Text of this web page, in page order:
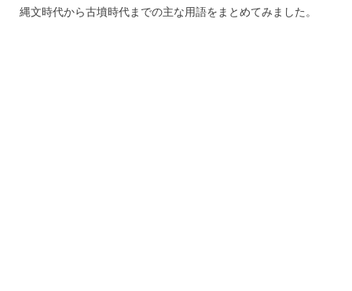
縄文時代から古墳時代までの主な用語をまとめてみました。